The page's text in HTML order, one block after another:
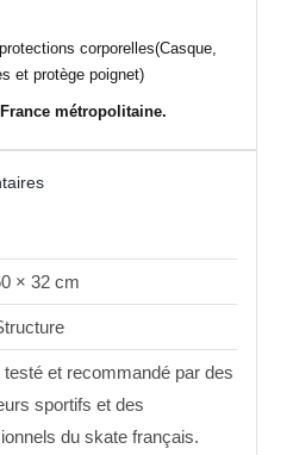
corporelles(Casque,
et protège poignet)
métropolitaine.
× 32 cm
testé et recommandé par des
sportifs et des
du skate français.